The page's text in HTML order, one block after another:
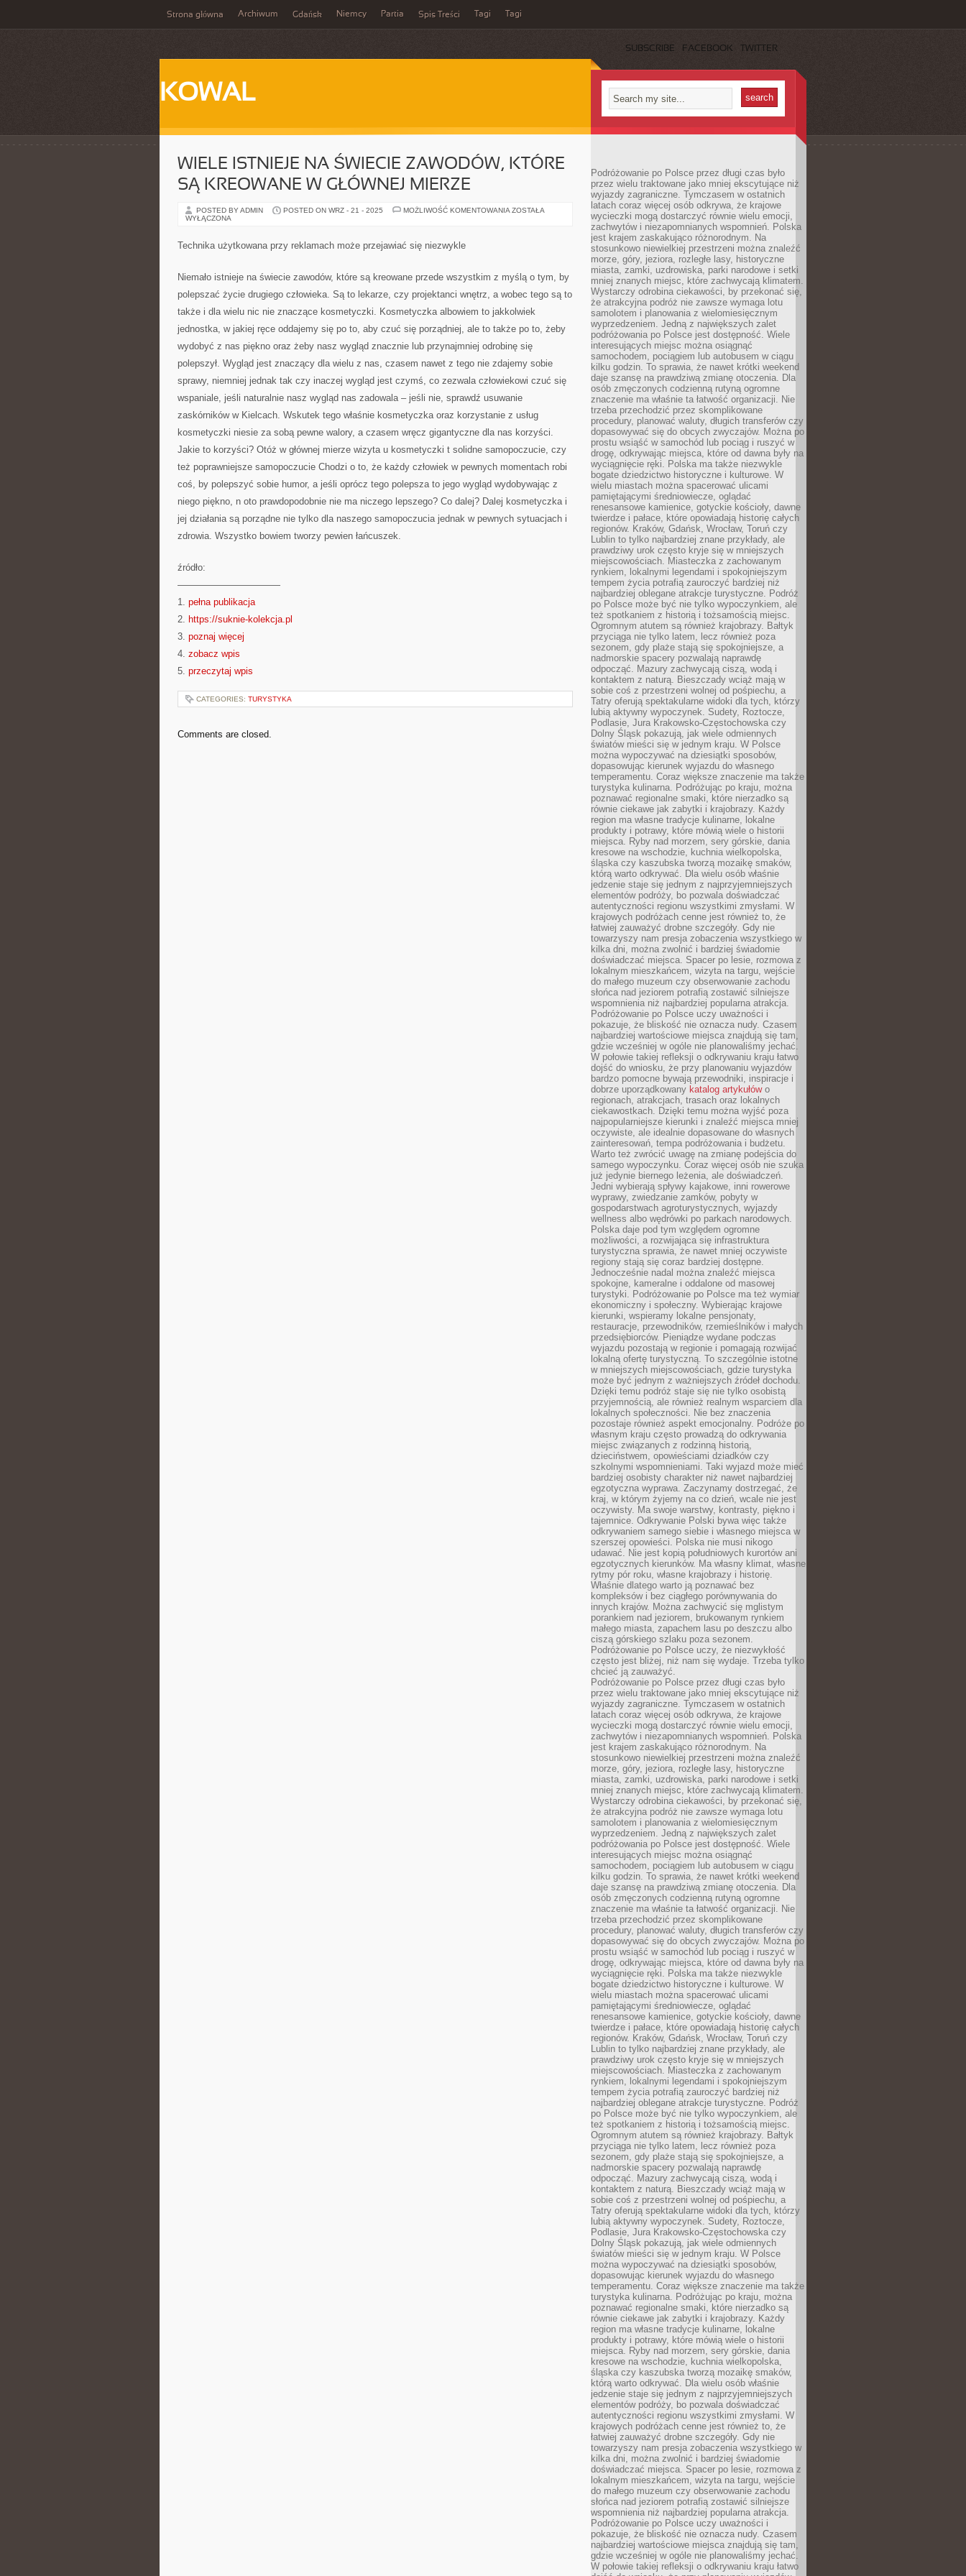
Strona główna Archiwum Gdańsk Niemcy Partia Spis Treści Tagi Tagi
SUBSCRIBE FACEBOOK TWITTER
KOWAL
WIELE ISTNIEJE NA ŚWIECIE ZAWODÓW, KTÓRE
SĄ KREOWANE W GŁÓWNEJ MIERZE
POSTED BY ADMIN POSTED ON WRZ - 21 - 2025 MOŻLIWOŚĆ KOMENTOWANIA WIELE
W
GŁÓWNEJ
ZOSTAŁA
WYŁĄCZONA
Technika użytkowana przy reklamach może przejawiać się niezwykle
Niemało istnieje na świecie zawodów, które są kreowane przede wszystkim z myślą o tym, by
polepszać życie drugiego człowieka. Są to lekarze, czy projektanci wnętrz, a wobec tego są to
także i dla wielu nic nie znaczące kosmetyczki. Kosmetyczka albowiem to jakkolwiek
jednostka, w jakiej ręce oddajemy się po to, aby czuć się porządniej, ale to także po to, żeby
wydobyć z nas piękno oraz żeby nasz wygląd znacznie lub przynajmniej odrobinę się
polepszył. Wygląd jest znaczący dla wielu z nas, czasem nawet z tego nie zdajemy sobie
sprawy, niemniej jednak tak czy inaczej wygląd jest czymś, co zezwala człowiekowi czuć się
wspaniale, jeśli naturalnie nasz wygląd nas zadowala – jeśli nie, sprawdź usuwanie
zaskórników w Kielcach. Wskutek tego właśnie kosmetyczka oraz korzystanie z usług
kosmetyczki niesie za sobą pewne walory, a czasem wręcz gigantyczne dla nas korzyści.
Jakie to korzyści? Otóż w głównej mierze wizyta u kosmetyczki t solidne samopoczucie, czy
też poprawniejsze samopoczucie Chodzi o to, że każdy człowiek w pewnych momentach robi
coś, by polepszyć sobie humor, a jeśli oprócz tego polepsza to jego wygląd wydobywając z
niego piękno, n oto prawdopodobnie nie ma niczego lepszego? Co dalej? Dalej kosmetyczka i
jej działania są porządne nie tylko dla naszego samopoczucia jednak w pewnych sytuacjach i
zdrowia. Wszystko bowiem tworzy pewien łańcuszek.
źródło:
———————————
1. pełna publikacja
2. https://suknie-kolekcja.pl
3. poznaj więcej
4. zobacz wpis
5. przeczytaj wpis
CATEGORIES: TURYSTYKA
Comments are closed.
Podróżowanie po Polsce przez długi czas było
przez wielu traktowane jako mniej ekscytujące niż
wyjazdy zagraniczne. Tymczasem w ostatnich
latach coraz więcej osób odkrywa, że krajowe
wycieczki mogą dostarczyć równie wielu emocji,
zachwytów i niezapomnianych wspomnień. Polska
jest krajem zaskakująco różnorodnym. Na
stosunkowo niewielkiej przestrzeni można znaleźć
morze, góry, jeziora, rozległe lasy, historyczne
miasta, zamki, uzdrowiska, parki narodowe i setki
mniej znanych miejsc, które zachwycają klimatem.
Wystarczy odrobina ciekawości, by przekonać się,
że atrakcyjna podróż nie zawsze wymaga lotu
samolotem i planowania z wielomiesięcznym
wyprzedzeniem. Jedną z największych zalet
podróżowania po Polsce jest dostępność. Wiele
interesujących miejsc można osiągnąć
samochodem, pociągiem lub autobusem w ciągu
kilku godzin. To sprawia, że nawet krótki weekend
daje szansę na prawdziwą zmianę otoczenia. Dla
osób zmęczonych codzienną rutyną ogromne
znaczenie ma właśnie ta łatwość organizacji. Nie
trzeba przechodzić przez skomplikowane
procedury, planować waluty, długich transferów czy
dopasowywać się do obcych zwyczajów. Można po
prostu wsiąść w samochód lub pociąg i ruszyć w
drogę, odkrywając miejsca, które od dawna były na
wyciągnięcie ręki. Polska ma także niezwykle
bogate dziedzictwo historyczne i kulturowe. W
wielu miastach można spacerować ulicami
pamiętającymi średniowiecze, oglądać
renesansowe kamienice, gotyckie kościoły, dawne
twierdze i pałace, które opowiadają historię całych
regionów. Kraków, Gdańsk, Wrocław, Toruń czy
Lublin to tylko najbardziej znane przykłady, ale
prawdziwy urok często kryje się w mniejszych
miejscowościach. Miasteczka z zachowanym
rynkiem, lokalnymi legendami i spokojniejszym
tempem życia potrafią zauroczyć bardziej niż
najbardziej oblegane atrakcje turystyczne. Podróż
po Polsce może być nie tylko wypoczynkiem, ale
też spotkaniem z historią i tożsamością miejsc.
Ogromnym atutem są również krajobrazy. Bałtyk
przyciąga nie tylko latem, lecz również poza
sezonem, gdy plaże stają się spokojniejsze, a
nadmorskie spacery pozwalają naprawdę
odpocząć. Mazury zachwycają ciszą, wodą i
kontaktem z naturą. Bieszczady wciąż mają w
sobie coś z przestrzeni wolnej od pośpiechu, a
Tatry oferują spektakularne widoki dla tych, którzy
lubią aktywny wypoczynek. Sudety, Roztocze,
Podlasie, Jura Krakowsko-Częstochowska czy
Dolny Śląsk pokazują, jak wiele odmiennych
światów mieści się w jednym kraju. W Polsce
można wypoczywać na dziesiątki sposobów,
dopasowując kierunek wyjazdu do własnego
temperamentu. Coraz większe znaczenie ma także
turystyka kulinarna. Podróżując po kraju, można
poznawać regionalne smaki, które nierzadko są
równie ciekawe jak zabytki i krajobrazy. Każdy
region ma własne tradycje kulinarne, lokalne
produkty i potrawy, które mówią wiele o historii
miejsca. Ryby nad morzem, sery górskie, dania
kresowe na wschodzie, kuchnia wielkopolska,
śląska czy kaszubska tworzą mozaikę smaków,
którą warto odkrywać. Dla wielu osób właśnie
jedzenie staje się jednym z najprzyjemniejszych
elementów podróży, bo pozwala doświadczać
autentyczności regionu wszystkimi zmysłami. W
krajowych podróżach cenne jest również to, że
łatwiej zauważyć drobne szczegóły. Gdy nie
towarzyszy nam presja zobaczenia wszystkiego w
kilka dni, można zwolnić i bardziej świadomie
doświadczać miejsca. Spacer po lesie, rozmowa z
lokalnym mieszkańcem, wizyta na targu, wejście
do małego muzeum czy obserwowanie zachodu
słońca nad jeziorem potrafią zostawić silniejsze
wspomnienia niż najbardziej popularna atrakcja.
Podróżowanie po Polsce uczy uważności i
pokazuje, że bliskość nie oznacza nudy. Czasem
najbardziej wartościowe miejsca znajdują się tam,
gdzie wcześniej w ogóle nie planowaliśmy jechać.
W połowie takiej refleksji o odkrywaniu kraju łatwo
dojść do wniosku, że przy planowaniu wyjazdów
bardzo pomocne bywają przewodniki, inspiracje i
dobrze uporządkowany katalog artykułówo
regionach, atrakcjach, trasach oraz lokalnych
ciekawostkach. Dzięki temu można wyjść poza
najpopularniejsze kierunki i znaleźć miejsca mniej
oczywiste, ale idealnie dopasowane do własnych
zainteresowań, tempa podróżowania i budżetu.
Warto też zwrócić uwagę na zmianę podejścia do
samego wypoczynku. Coraz więcej osób nie szuka
już jedynie biernego leżenia, ale doświadczeń.
Jedni wybierają spływy kajakowe, inni rowerowe
wyprawy, zwiedzanie zamków, pobyty w
gospodarstwach agroturystycznych, wyjazdy
wellness albo wędrówki po parkach narodowych.
Polska daje pod tym względem ogromne
możliwości, a rozwijająca się infrastruktura
turystyczna sprawia, że nawet mniej oczywiste
regiony stają się coraz bardziej dostępne.
Jednocześnie nadal można znaleźć miejsca
spokojne, kameralne i oddalone od masowej
turystyki. Podróżowanie po Polsce ma też wymiar
ekonomiczny i społeczny. Wybierając krajowe
kierunki, wspieramy lokalne pensjonaty,
restauracje, przewodników, rzemieślników i małych
przedsiębiorców. Pieniądze wydane podczas
wyjazdu pozostają w regionie i pomagają rozwijać
lokalną ofertę turystyczną. To szczególnie istotne
w mniejszych miejscowościach, gdzie turystyka
może być jednym z ważniejszych źródeł dochodu.
Dzięki temu podróż staje się nie tylko osobistą
przyjemnością, ale również realnym wsparciem dla
lokalnych społeczności. Nie bez znaczenia
pozostaje również aspekt emocjonalny. Podróże po
własnym kraju często prowadzą do odkrywania
miejsc związanych z rodzinną historią,
dzieciństwem, opowieściami dziadków czy
szkolnymi wspomnieniami. Taki wyjazd może mieć
bardziej osobisty charakter niż nawet najbardziej
egzotyczna wyprawa. Zaczynamy dostrzegać, że
kraj, w którym żyjemy na co dzień, wcale nie jest
oczywisty. Ma swoje warstwy, kontrasty, piękno i
tajemnice. Odkrywanie Polski bywa więc także
odkrywaniem samego siebie i własnego miejsca w
szerszej opowieści. Polska nie musi nikogo
udawać. Nie jest kopią południowych kurortów ani
egzotycznych kierunków. Ma własny klimat, własne
rytmy pór roku, własne krajobrazy i historię.
Właśnie dlatego warto ją poznawać bez
kompleksów i bez ciągłego porównywania do
innych krajów. Można zachwycić się mglistym
porankiem nad jeziorem, brukowanym rynkiem
małego miasta, zapachem lasu po deszczu albo
ciszą górskiego szlaku poza sezonem.
Podróżowanie po Polsce uczy, że niezwykłość
często jest bliżej, niż nam się wydaje. Trzeba tylko
chcieć ją zauważyć.
Podróżowanie po Polsce przez długi czas było
przez wielu traktowane jako mniej ekscytujące niż
wyjazdy zagraniczne. Tymczasem w ostatnich
latach coraz więcej osób odkrywa, że krajowe
wycieczki mogą dostarczyć równie wielu emocji,
zachwytów i niezapomnianych wspomnień. Polska
jest krajem zaskakująco różnorodnym. Na
stosunkowo niewielkiej przestrzeni można znaleźć
morze, góry, jeziora, rozległe lasy, historyczne
miasta, zamki, uzdrowiska, parki narodowe i setki
mniej znanych miejsc, które zachwycają klimatem.
Wystarczy odrobina ciekawości, by przekonać się,
że atrakcyjna podróż nie zawsze wymaga lotu
samolotem i planowania z wielomiesięcznym
wyprzedzeniem. Jedną z największych zalet
podróżowania po Polsce jest dostępność. Wiele
interesujących miejsc można osiągnąć
samochodem, pociągiem lub autobusem w ciągu
kilku godzin. To sprawia, że nawet krótki weekend
daje szansę na prawdziwą zmianę otoczenia. Dla
osób zmęczonych codzienną rutyną ogromne
znaczenie ma właśnie ta łatwość organizacji. Nie
trzeba przechodzić przez skomplikowane
procedury, planować waluty, długich transferów czy
dopasowywać się do obcych zwyczajów. Można po
prostu wsiąść w samochód lub pociąg i ruszyć w
drogę, odkrywając miejsca, które od dawna były na
wyciągnięcie ręki. Polska ma także niezwykle
bogate dziedzictwo historyczne i kulturowe. W
wielu miastach można spacerować ulicami
pamiętającymi średniowiecze, oglądać
renesansowe kamienice, gotyckie kościoły, dawne
twierdze i pałace, które opowiadają historię całych
regionów. Kraków, Gdańsk, Wrocław, Toruń czy
Lublin to tylko najbardziej znane przykłady, ale
prawdziwy urok często kryje się w mniejszych
miejscowościach. Miasteczka z zachowanym
rynkiem, lokalnymi legendami i spokojniejszym
tempem życia potrafią zauroczyć bardziej niż
najbardziej oblegane atrakcje turystyczne. Podróż
po Polsce może być nie tylko wypoczynkiem, ale
też spotkaniem z historią i tożsamością miejsc.
Ogromnym atutem są również krajobrazy. Bałtyk
przyciąga nie tylko latem, lecz również poza
sezonem, gdy plaże stają się spokojniejsze, a
nadmorskie spacery pozwalają naprawdę
odpocząć. Mazury zachwycają ciszą, wodą i
kontaktem z naturą. Bieszczady wciąż mają w
sobie coś z przestrzeni wolnej od pośpiechu, a
Tatry oferują spektakularne widoki dla tych, którzy
lubią aktywny wypoczynek. Sudety, Roztocze,
Podlasie, Jura Krakowsko-Częstochowska czy
Dolny Śląsk pokazują, jak wiele odmiennych
światów mieści się w jednym kraju. W Polsce
można wypoczywać na dziesiątki sposobów,
dopasowując kierunek wyjazdu do własnego
temperamentu. Coraz większe znaczenie ma także
turystyka kulinarna. Podróżując po kraju, można
poznawać regionalne smaki, które nierzadko są
równie ciekawe jak zabytki i krajobrazy. Każdy
region ma własne tradycje kulinarne, lokalne
produkty i potrawy, które mówią wiele o historii
miejsca. Ryby nad morzem, sery górskie, dania
kresowe na wschodzie, kuchnia wielkopolska,
śląska czy kaszubska tworzą mozaikę smaków,
którą warto odkrywać. Dla wielu osób właśnie
jedzenie staje się jednym z najprzyjemniejszych
elementów podróży, bo pozwala doświadczać
autentyczności regionu wszystkimi zmysłami. W
krajowych podróżach cenne jest również to, że
łatwiej zauważyć drobne szczegóły. Gdy nie
towarzyszy nam presja zobaczenia wszystkiego w
kilka dni, można zwolnić i bardziej świadomie
doświadczać miejsca. Spacer po lesie, rozmowa z
lokalnym mieszkańcem, wizyta na targu, wejście
do małego muzeum czy obserwowanie zachodu
słońca nad jeziorem potrafią zostawić silniejsze
wspomnienia niż najbardziej popularna atrakcja.
Podróżowanie po Polsce uczy uważności i
pokazuje, że bliskość nie oznacza nudy. Czasem
najbardziej wartościowe miejsca znajdują się tam,
gdzie wcześniej w ogóle nie planowaliśmy jechać.
W połowie takiej refleksji o odkrywaniu kraju łatwo